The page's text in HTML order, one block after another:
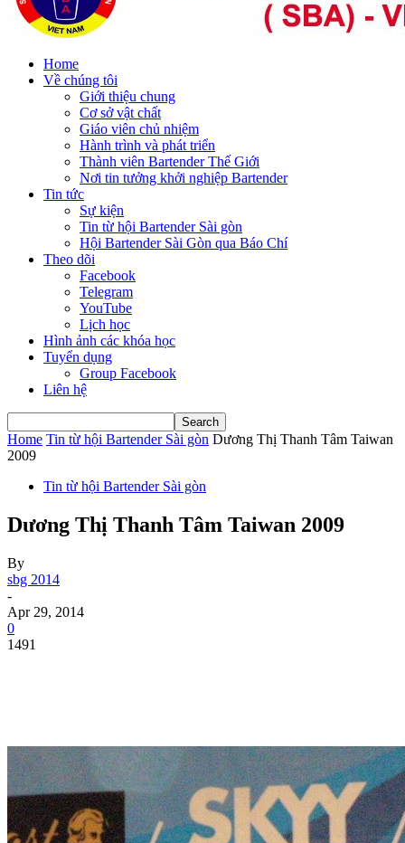
Home
Về chúng tôi
Giới thiệu chung
Cơ sở vật chất
Giáo viên chủ nhiệm
Hành trình và phát triển
Thành viên Bartender Thế Giới
Nơi tin tưởng khởi nghiệp Bartender
Tin tức
Sự kiện
Tin từ hội Bartender Sài gòn
Hội Bartender Sài Gòn qua Báo Chí
Theo dõi
Facebook
Telegram
YouTube
Lịch học
Hình ảnh các khóa học
Tuyển dụng
Group Facebook
Liên hệ
Home Tin từ hội Bartender Sài gòn Dương Thị Thanh Tâm Taiwan
2009
Tin từ hội Bartender Sài gòn
Dương Thị Thanh Tâm Taiwan 2009
By
sbg 2014
-
Apr 29, 2014
0
1491